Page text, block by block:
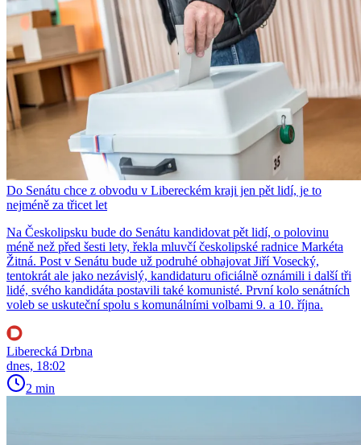
Do Senátu chce z obvodu v Libereckém kraji jen pět lidí, je to
nejméně za třicet let
Na Českolipsku bude do Senátu kandidovat pět lidí, o polovinu
méně než před šesti lety, řekla mluvčí českolipské radnice Markéta
Žitná. Post v Senátu bude už podruhé obhajovat Jiří Vosecký,
tentokrát ale jako nezávislý, kandidaturu oficiálně oznámili i další tři
lidé, svého kandidáta postavili také komunisté. První kolo senátních
voleb se uskuteční spolu s komunálními volbami 9. a 10. října.
Liberecká Drbna
dnes, 18:02
2 min